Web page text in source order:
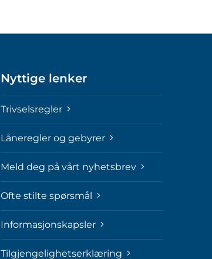
Nyttige lenker
Trivselsregler
Låneregler og gebyrer
Meld deg på vårt nyhetsbrev
Ofte stilte spørsmål
Informasjonskapsler
Tilgjengelighetserklæring